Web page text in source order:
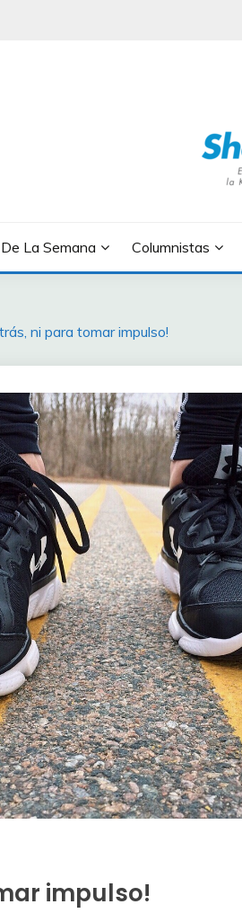
La Semana Columnistas
ni para tomar impulso!
impulso!